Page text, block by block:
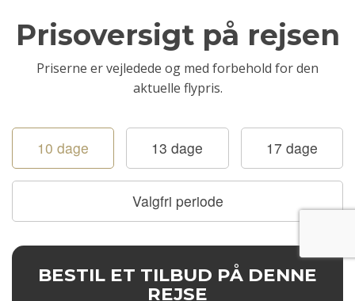
Prisoversigt på rejsen
Priserne er vejledede og med forbehold for den
aktuelle flypris.
10 dage 13 dage 17 dage
Valgfri periode
BESTIL ET TILBUD PÅ DENNE
REJSE